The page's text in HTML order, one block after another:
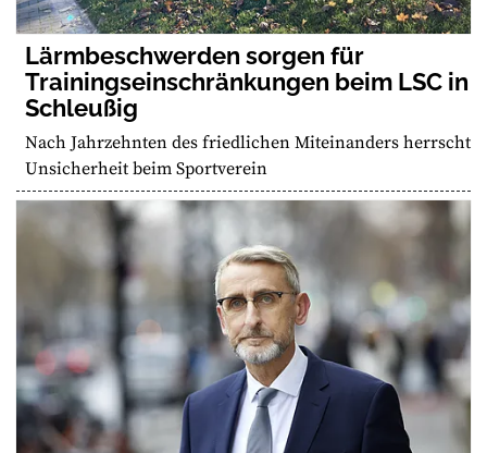
Lärmbeschwerden sorgen für
Trainingseinschränkungen beim LSC in
Schleußig
Nach Jahrzehnten des friedlichen Miteinanders herrscht
Unsicherheit beim Sportverein